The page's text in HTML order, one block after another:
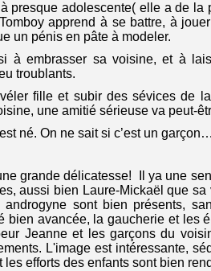
presque adolescente( elle a de la
apprend à se battre, à
un pénis en pâte à modeler.
à embrasser sa voisine, et à
troublants.
fille et subir des sévices de
une amitié sérieuse va peut-
né. On ne sait si c’est un
grande délicatesse! Il ya une
aussi bien Laure-Mickaël que
sont bien présents,
bien avancée, la gaucherie et les
Jeanne et les garçons du
L'image est intéressante,
les efforts des enfants sont bien